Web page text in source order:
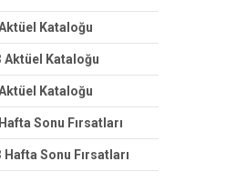
Kataloğu
Aktüel Kataloğu
Kataloğu
Sonu Fırsatları
Sonu Fırsatları